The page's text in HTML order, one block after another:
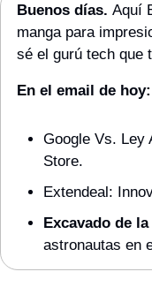
Buenos días. Aquí
manga para
sé el gurú tech que
En el email de hoy:
Google Vs. Ley
Store.
Extendeal:
Excavado de la
astronautas en